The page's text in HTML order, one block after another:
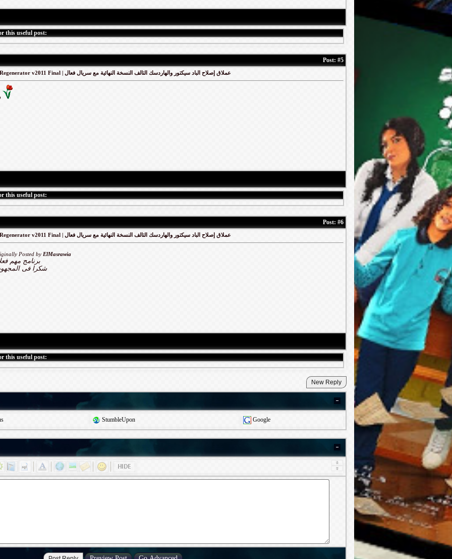
this useful post:
Post: #5
HDD Regenerator v2011 Final | عملاق إصلاح الباد سيكتور والهاردسك التالف النسخة النهائية مع سريال فعال
this useful post:
Post: #6
HDD Regenerator v2011 Final | عملاق إصلاح الباد سيكتور والهاردسك التالف النسخة النهائية مع سريال فعال
Posted by ElMasrawia
برنامج مهم
شكرا فى
this useful post:
StumbleUpon Google